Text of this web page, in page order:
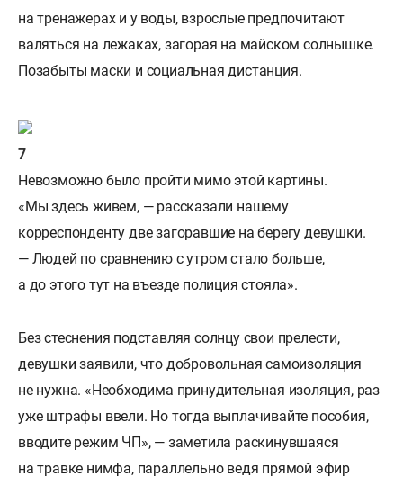
на тренажерах и у воды, взрослые предпочитают
валяться на лежаках, загорая на майском солнышке.
Позабыты маски и социальная дистанция.
Невозможно было пройти мимо этой картины.
«Мы здесь живем, — рассказали нашему
корреспонденту две загоравшие на берегу девушки.
— Людей по сравнению с утром стало больше,
а до этого тут на въезде полиция стояла».
Без стеснения подставляя солнцу свои прелести,
девушки заявили, что добровольная самоизоляция
не нужна. «Необходима принудительная изоляция, раз
уже штрафы ввели. Но тогда выплачивайте пособия,
вводите режим ЧП», — заметила раскинувшаяся
на травке нимфа, параллельно ведя прямой эфир